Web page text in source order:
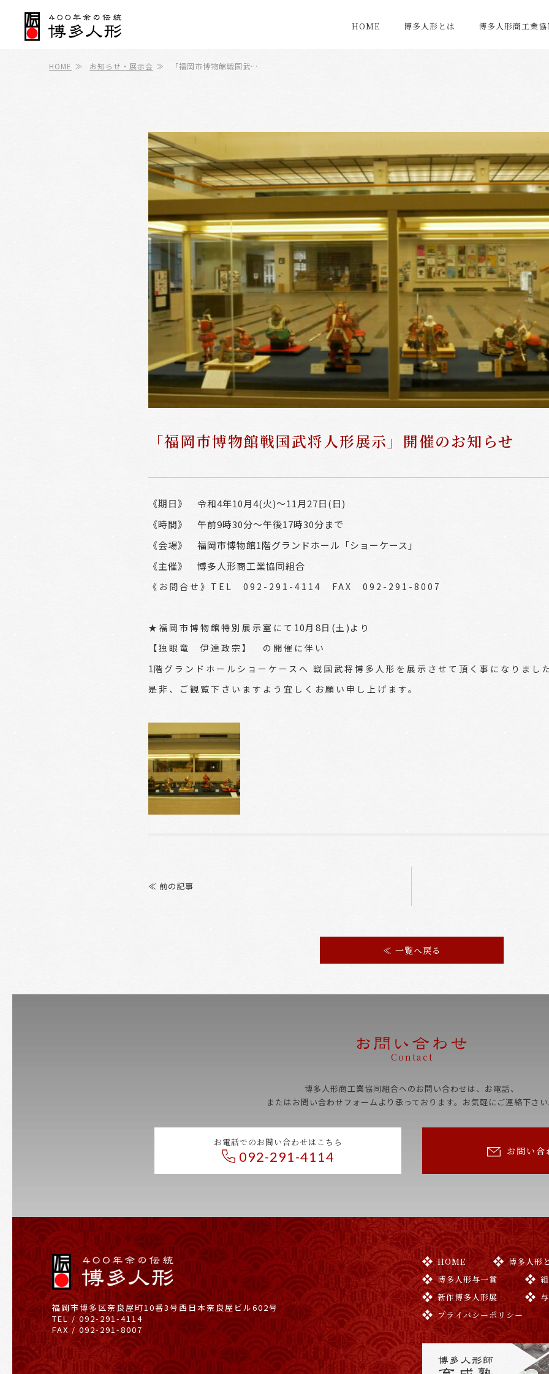
HOME 博多人形とは 博多人形商工業
HOME ≫ お知らせ・展示会 ≫ 「福岡市博物館戦国武…
「福岡市博物館戦国武将人形展示」開催のお知らせ
《期日》 令和4年10月4(火)～11 月27日(日)
《時間》 午前9時30分～午後17時30分まで
《会場》 福岡市博物館1階グランドホール「ショーケース」
《主催》 博多人形商工業協同組合
《お問合せ》TEL 092-291-4114 FAX 092-291-8007
★福岡市博物館特別展示室にて 10月 8日 (土 ) より
【独眼竜 伊達政宗】 の開催に伴い
1 階グランドホールショーケースへ 戦国武将博多人形を展示させて頂く事になりまし
是非、ご観覧下さいますよう宜しくお願い申し上げます。
≪ 前の記事
≪ 一覧へ戻る
Contact
博多人形商工業協同組合へのお問い合わせは、お電話、
またはお問い合わせフォームより承っております。お気軽にご連絡下さ
お電話でのお問い合わせはこちら
092-291-4114 お問い合
福岡市博多区奈良屋町10番3号 西日本奈良屋ビル602号
TEL / 092-291-4114
FAX / 092-291-8007
HOME
博多人形
博多人形与一賞
新作博多人形展
プライバシーポリシー